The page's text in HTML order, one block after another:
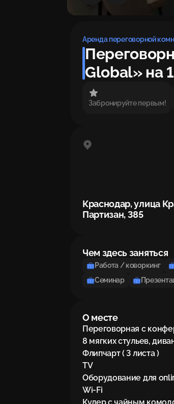
Аренда переговорной
Global» на
Забронируйте первым!
Краснодар, улица
Партизан, 385
Чем здесь заняться
Работа / коворкинг
Семинар
О месте
Переговорная с
8 мягких стульев,
Флипчарт ( 3 листа )
TV
Оборудование для
Wi-Fi